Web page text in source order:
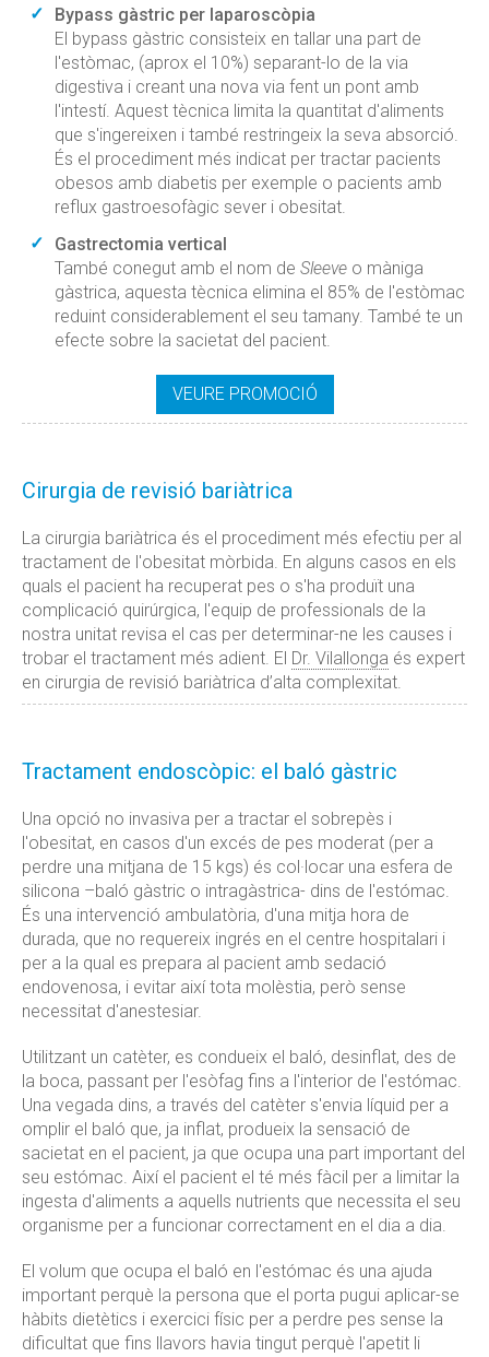
Bypass gàstric per laparoscòpia
El bypass gàstric consisteix en tallar una part de
l'estòmac, (aprox el 10%) separant-lo de la via
digestiva i creant una nova via fent un pont amb
l'intestí. Aquest tècnica limita la quantitat d'aliments
que s'ingereixen i també restringeix la seva absorció.
És el procediment més indicat per tractar pacients
obesos amb diabetis per exemple o pacients amb
reflux gastroesofàgic sever i obesitat.
Gastrectomia vertical
També conegut amb el nom de Sleeve o màniga
gàstrica, aquesta tècnica elimina el 85% de l'estòmac
reduint considerablement el seu tamany. També te un
efecte sobre la sacietat del pacient.
VEURE PROMOCIÓ
Cirurgia de revisió bariàtrica
La cirurgia bariàtrica és el procediment més efectiu per al
tractament de l'obesitat mòrbida. En alguns casos en els
quals el pacient ha recuperat pes o s'ha produït una
complicació quirúrgica, l'equip de professionals de la
nostra unitat revisa el cas per determinar-ne les causes i
trobar el tractament més adient. El Dr. Vilallonga és expert
en cirurgia de revisió bariàtrica d’alta complexitat.
Tractament endoscòpic: el baló gàstric
Una opció no invasiva per a tractar el sobrepès i
l'obesitat, en casos d'un excés de pes moderat (per a
perdre una mitjana de 15 kgs) és col·locar una esfera de
silicona –baló gàstric o intragàstrica- dins de l'estómac.
És una intervenció ambulatòria, d'una mitja hora de
durada, que no requereix ingrés en el centre hospitalari i
per a la qual es prepara al pacient amb sedació
endovenosa, i evitar així tota molèstia, però sense
necessitat d'anestesiar.
Utilitzant un catèter, es condueix el baló, desinflat, des de
la boca, passant per l'esòfag fins a l'interior de l'estómac.
Una vegada dins, a través del catèter s'envia líquid per a
omplir el baló que, ja inflat, produeix la sensació de
sacietat en el pacient, ja que ocupa una part important del
seu estómac. Així el pacient el té més fàcil per a limitar la
ingesta d'aliments a aquells nutrients que necessita el seu
organisme per a funcionar correctament en el dia a dia.
El volum que ocupa el baló en l'estómac és una ajuda
important perquè la persona que el porta pugui aplicar-se
hàbits dietètics i exercici físic per a perdre pes sense la
dificultat que fins llavors havia tingut perquè l'apetit li